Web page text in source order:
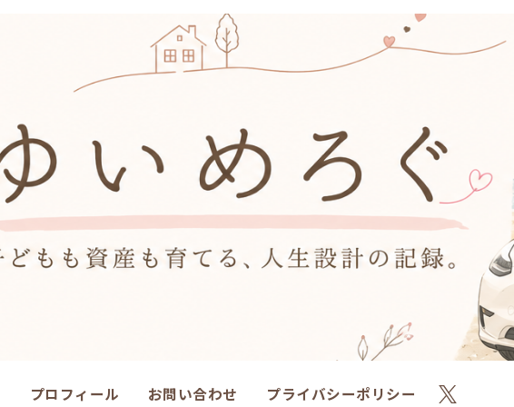
プロフィール お問い合わせ プライバシーポリシー